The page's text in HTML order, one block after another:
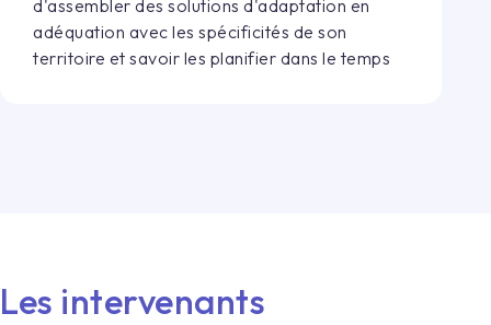
d'assembler des solutions d'adaptation en
adéquation avec les spécificités de son
territoire et savoir les planifier dans le temps
Les intervenants